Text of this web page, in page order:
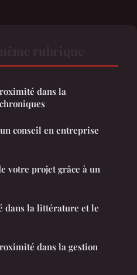
dans la
conseil en entreprise
votre projet grâce à un
dans la littérature et le
dans la gestion